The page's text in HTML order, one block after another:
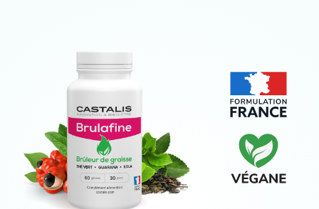
Votre spécialiste haute qualité
du complément alimentaire !
Castalis, c’est l’innovation,
l’expertise et la satisfaction
client !